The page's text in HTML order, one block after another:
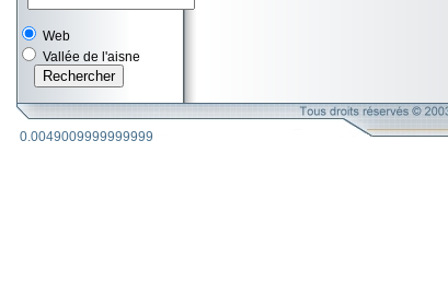
Web
Vallée de l'aisne
0.0049009999999999